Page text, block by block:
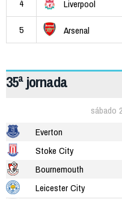
4 Liverpool
5 Arsenal
35ª jornada
sábado
Everton
Stoke City
Bournemouth
Leicester City